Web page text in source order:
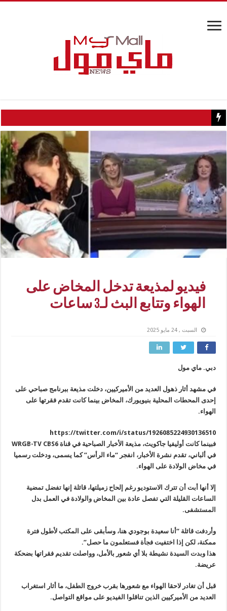
كيف تسبب سائح كويتي في إغلاق منزل عبدالحليم حافظ ومنع
فيديو لمذيعة تدخل المخاض على
الهواء وتتابع البث لـ3 ساعات
السبت , 24 مايو 2025
دبي. ماي مول
في مشهد أثار ذهول العديد من الأميركيين، دخلت مذيعة ببرنامج صباحي على
إحدى المحطات المحلية بنيويورك، المخاض بينما كانت تقدم فقرتها على
الهواء.
https://twitter.com/i/status/1926085224930136510
فبينما كانت أوليفيا جاكويث، مذيعة الأخبار الصباحية في قناة WRGB-TV CBS6
في ألباني، تقدم نشرة الأخبار، انفجر “ماء الرأس” كما يسمى، ودخلت رسميا
في مخاض الولادة على الهواء.
إلا أنها أبت أن تترك الاستوديو رغم إلحاح زميلتها، قائلة إنها تفضل تمضية
الساعات القليلة التي تفصل عادة بين المخاض والولادة في العمل بدل
المستشفى.
وأردفت قائلة “أنا سعيدة بوجودي هنا، وسأبقى على المكتب لأطول فترة
ممكنة، لكن إذا اختفيت فجأة فستعلمون ما حصل”.
هذا وبدت السيدة نشيطة بلا أي شعور بالأمل، وواصلت تقديم فقراتها بضحكة
عريضة.
قبل أن تغادر لاحقا الهواء مع شعورها بقرب خروج الطفل، ما أثار استغراب
العديد من الأميركيين الذين تناقلوا الفيديو على مواقع التواصل.